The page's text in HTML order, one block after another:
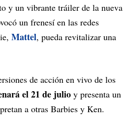
y un vibrante tráiler de la nueva
un frenesí en las redes
Mattel, pueda revitalizar una
de acción en vivo de los
el 21 de julio y presenta un
a otras Barbies y Ken.